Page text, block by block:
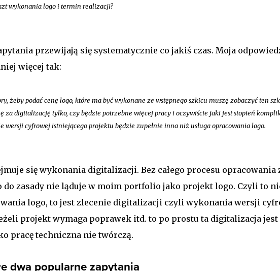
wykonania logo i termin realizacji?
przewijają się systematycznie co jakiś czas. Moja
więcej tak:
żeby podać cenę logo, które ma być wykonane ze wstępnego szkicu muszę zobaczyć ten
za digitalizację tylko, czy będzie potrzebne więcej pracy i oczywiście jaki jest stopień
wersji cyfrowej istniejącego projektu będzie zupełnie inna niż usługa opracowania logo.
się wykonania digitalizacji. Bez całego procesu opracowania
do zasady nie ląduje w moim portfolio jako projekt logo. Czyli to
logo, to jest zlecenie digitalizacji czyli wykonania wersji
projekt wymaga poprawek itd. to po prostu ta digitalizacja
pracę techniczna nie twórczą.
dwa popularne zapytania